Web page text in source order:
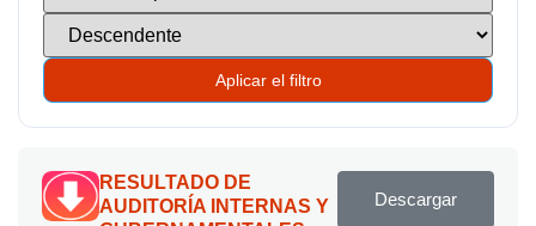
Aplicar el filtro
RESULTADO DE
AUDITORÍA INTERNAS Y
Descargar